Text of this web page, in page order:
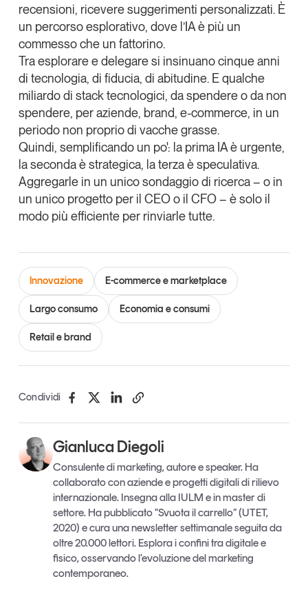
recensioni, ricevere suggerimenti personalizzati. È
un percorsoesplorativo, dove l’IA è più un
commesso che un fattorino.
Tra esplorare e delegare si insinuano cinque anni
di tecnologia, di fiducia, di abitudine. E qualche
miliardo di stack tecnologici, da spendere o da non
spendere, per aziende, brand, e-commerce, in un
periodo non proprio di vacche grasse.
Quindi, semplificando un po': la prima IA è urgente,
la seconda è strategica, la terza è speculativa.
Aggregarle in un unico sondaggio di ricerca – o in
un unico progetto per il CEO o il CFO – è solo il
modo più efficiente per rinviarle tutte.
Innovazione E-commerce e marketplace
Largo consumo Economia e consumi
Retail e brand
Condividi
Gianluca Diegoli
Consulente di marketing, autore e speaker. Ha
collaborato con aziende e progetti digitali di rilievo
internazionale. Insegna alla IULM e in master di
settore. Ha pubblicato “Svuota il carrello” (UTET,
2020) e cura una newsletter settimanale seguita da
oltre 20.000 lettori. Esplora i confini tra digitale e
fisico, osservando l’evoluzione del marketing
contemporaneo.